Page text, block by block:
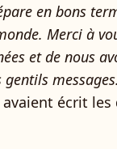
en bons
Merci à
et de nous
avaient écrit